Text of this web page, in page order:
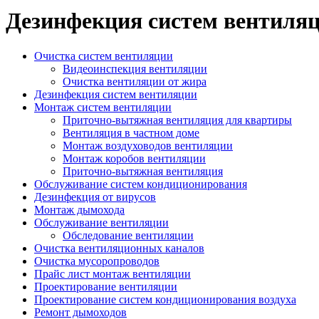
Дезинфекция систем
Очистка систем вентиляции
Видеоинспекция вентиляции
Очистка вентиляции от жира
Дезинфекция систем вентиляции
Монтаж систем вентиляции
Приточно-вытяжная вентиляция для квартиры
Вентиляция в частном доме
Монтаж воздуховодов вентиляции
Монтаж коробов вентиляции
Приточно-вытяжная вентиляция
Обслуживание систем кондиционирования
Дезинфекция от вирусов
Монтаж дымохода
Обслуживание вентиляции
Обследование вентиляции
Очистка вентиляционных каналов
Очистка мусоропроводов
Прайс лист монтаж вентиляции
Проектирование вентиляции
Проектирование систем кондиционирования воздуха
Ремонт дымоходов